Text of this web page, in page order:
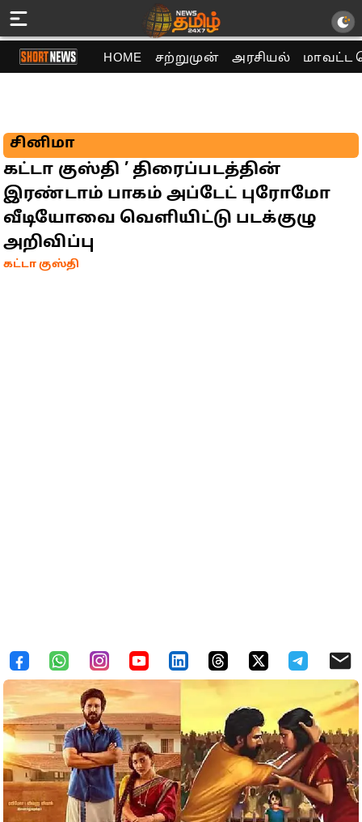
HOME சற்றுமுன் அரசியல் மாவட்ட
சினிமா
கட்டா குஸ்தி ’ திரைப்படத்தின்
இரண்டாம் பாகம் அப்டேட் புரோமோ
வீடியோவை வெளியிட்டு படக்குழு
அறிவிப்பு
கட்டா குஸ்தி